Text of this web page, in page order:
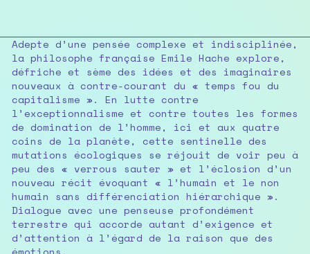
Adepte d’une pensée complexe et indisciplinée,
la philosophe française Emile Hache explore,
défriche et sème des idées et des imaginaires
nouveaux à contre-courant du « temps fou du
capitalisme ». En lutte contre
l’exceptionnalisme et contre toutes les formes
de domination de l’homme, ici et aux quatre
coins de la planète, cette sentinelle des
mutations écologiques se réjouit de voir peu à
peu des « verrous sauter » et l’éclosion d’un
nouveau récit évoquant « l’humain et le non
humain sans différenciation hiérarchique ».
Dialogue avec une penseuse profondément
terrestre qui accorde autant d’exigence et
d’attention à l’égard de la raison que des